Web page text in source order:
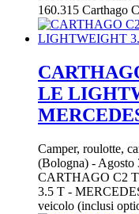
160.315 Carthago
LE
Camper, roulotte,
(Bologna) - Agosto
CARTHAGO C2
3.5 T -
veicolo (inclusi